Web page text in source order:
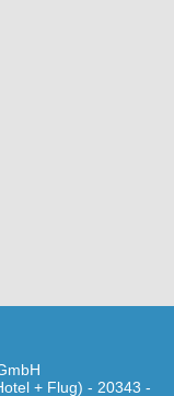
+ Flug) - 20343 -